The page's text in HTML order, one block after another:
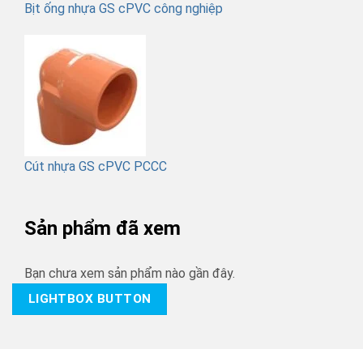
Bịt ống nhựa GS cPVC công nghiệp
Cút nhựa GS cPVC PCCC
Sản phẩm đã xem
Bạn chưa xem sản phẩm nào gần đây.
LIGHTBOX BUTTON